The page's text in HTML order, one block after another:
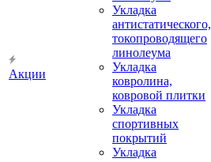
Акции
Укладка
антистатического,
токопроводящего
линолеума
Укладка
ковролина,
ковровой плитки
Укладка
спортивных
покрытий
Укладка